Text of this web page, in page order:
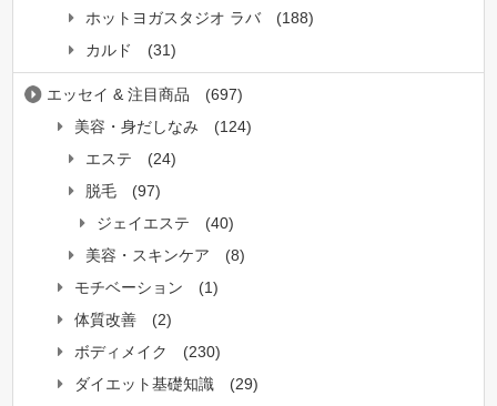
ホットヨガスタジオ ラバ
(188)
カルド
(31)
エッセイ & 注目商品
(697)
美容・身だしなみ
(124)
エステ
(24)
脱毛
(97)
ジェイエステ
(40)
美容・スキンケア
(8)
モチベーション
(1)
体質改善
(2)
ボディメイク
(230)
ダイエット基礎知識
(29)